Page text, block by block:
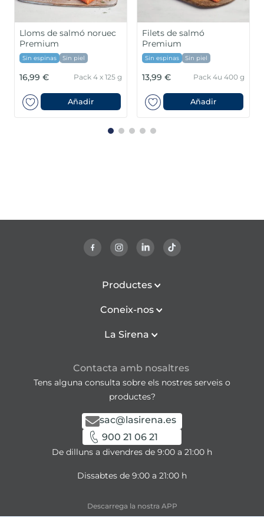
Lloms de salmó noruec
Premium
Sin espinas Sin piel
16,99 € Pack 4 x 125 g
Añadir
Filets de salmó
Premium
Sin espinas Sin piel
13,99 € Pack 4u 400 g
Añadir
Productes
Coneix-nos
La Sirena
Contacta amb nosaltres
Tens alguna consulta sobre els nostres serveis o
productes?
sac@lasirena.es
900 21 06 21
De dilluns a divendres de 9:00 a 21:00 h
Dissabtes de 9:00 a 21:00 h
Descarrega la nostra APP